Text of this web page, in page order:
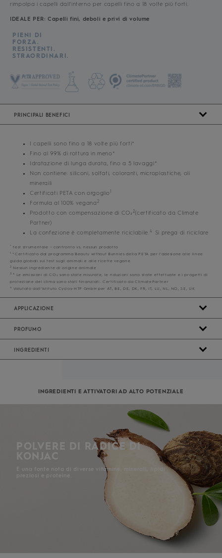
rimpolpa i capelli dall'interno per capelli fino a 18 volte più forti.
IDEALE PER: Capelli fini, deboli e privi di volume
PIENI DI
FORZA.
RESISTENTI.
STRAORDINARI.
PRINCIPALI BENEFICI
I capelli sono fino a 18 volte più forti*
Fino al 99% di rottura in meno*
Idratazione di lunga durata, fino a 5 lavaggi*
Non contiene: siliconi, solfati, coloranti, microplastiche, oli
mineraili
Certificati PETA con orgoglio1
Formula al 100% vegana 2
Prodotto con compensazione di CO₂ 2(certificato da Climate
Partner)
La confezione è completamente riciclabile.4 Si prega di riciclare
*test strumentale – confronto vs. nessun prodotto
1
*Certificato dal programma Beauty without Bunnies della PETA per l'adesione alle linee
guida globali sui test sugli animali e alle ricette vegane.
2 Nessun ingrediente di origine animale
3 ³ Le emissioni di CO₂ sono state misurate, le riduzioni sono state effettuate e i progetti di
protezione del clima sono stati finanziati. Certificato da ClimatePartner
4 Valutato dall'Istituto Cyclos-HTP GmbH per AT, BE, DE, DK, FR, IT, LU, NL, NO, SE, UK
APPLICAZIONE
PROFUMO
INGREDIENTI
INGREDIENTI E ATTIVATORI AD ALTO POTENZIALE
POLVERE DI RADICE DI
KONJAC
È una fonte nota di diverse vitamine, minerali, lipidi
preziosi e proteine.